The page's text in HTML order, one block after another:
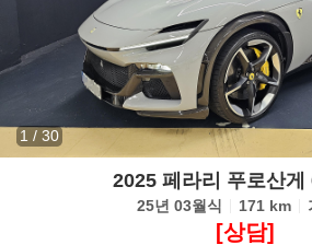
1 / 30
2025 페라리 푸로산게
25년 03월식 171 km
[상담]